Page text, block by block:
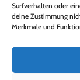
Surfverhalten oder
deine Zustimmung
Merkmale und